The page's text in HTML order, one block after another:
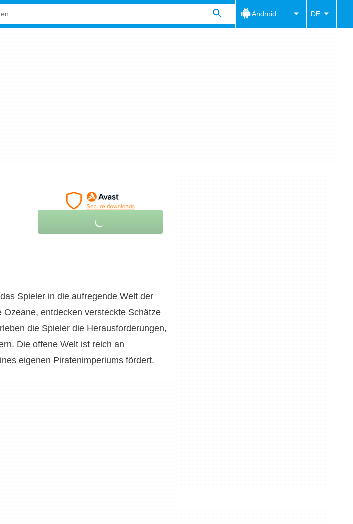
Android DE
Spieler in die aufregende Welt der
entdecken versteckte Schätze
die Spieler die Herausforderungen,
Die offene Welt ist reich an
eigenen Piratenimperiums fördert.